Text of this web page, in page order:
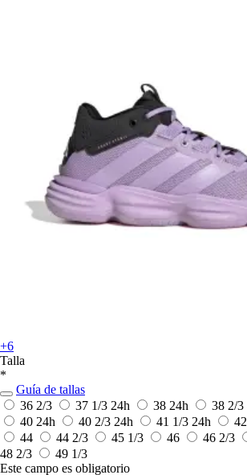
+6
Talla
*
Guía de tallas
36 2/3
37 1/3 24h 38 24h 38 2/3
40 24h 40 2/3 24h 41 1/3 24h 42
44
44 2/3 45 1/3 46 46 2/3
48 2/3
49 1/3
Este campo es obligatorio